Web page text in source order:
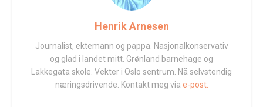
Henrik Arnesen
Journalist, ektemann og pappa. Nasjonalkonservativ
og glad i landet mitt. Grønland barnehage og
Lakkegata skole. Vekter i Oslo sentrum. Nå selvstendig
næringsdrivende. Kontakt meg via e-post.